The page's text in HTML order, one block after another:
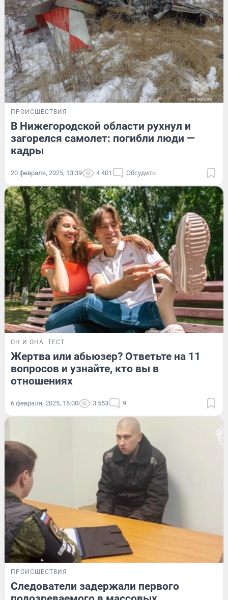
ПРОИСШЕСТВИЯ
В Нижегородской области рухнул и
загорелся самолет: погибли люди —
кадры
20 февраля, 2025, 13:39 4 401 Обсудить
ОН И ОНА ТЕСТ
Жертва или абьюзер? Ответьте на 11
вопросов и узнайте, кто вы в
отношениях
6 февраля, 2025, 16:00 3 553 9
ПРОИСШЕСТВИЯ
Следователи задержали первого